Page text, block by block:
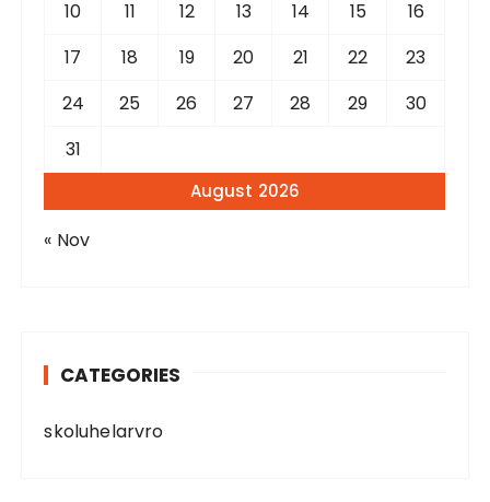
August 2026
10
11 12 13 14 15
16
17
18 19 20 21 22
23
24
25 26 27 28 29
30
31
« Nov
CATEGORIES
skoluhelarvro